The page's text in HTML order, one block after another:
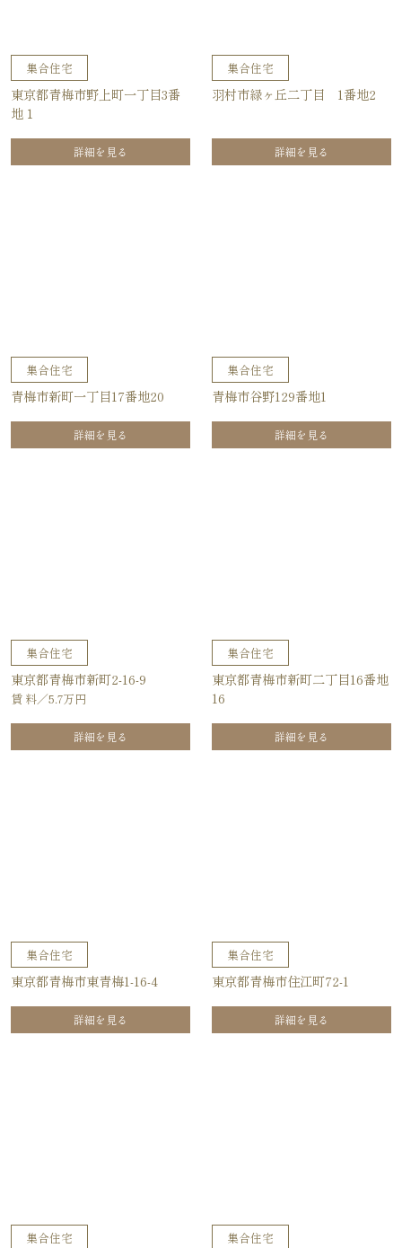
集合住宅
東京都青梅市野上町一丁目3番
地１
詳細を見る
集合住宅
羽村市緑ヶ丘二丁目 1番地2
詳細を見る
集合住宅
青梅市新町一丁目17番地20
詳細を見る
集合住宅
青梅市谷野129番地1
詳細を見る
集合住宅
東京都青梅市新町2-16-9
賃 料／5.7万円
詳細を見る
集合住宅
東京都青梅市新町二丁目16番地
16
詳細を見る
集合住宅
東京都青梅市東青梅1-16-4
詳細を見る
集合住宅
東京都青梅市住江町72-1
詳細を見る
集合住宅 集合住宅